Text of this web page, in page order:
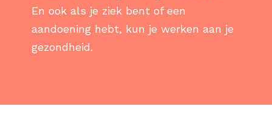
En ook als je ziek bent of een
aandoening hebt, kun je werken aan je
gezondheid.